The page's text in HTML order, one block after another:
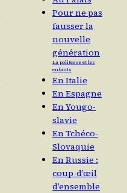
Pour ne pas
fausser la
nouvelle
génération
La politesse et les
enfants
En Italie
En Espagne
En Yougo-
slavie
En Tchéco-
Slovaquie
En Russie :
coup-d’œil
d’ensemble